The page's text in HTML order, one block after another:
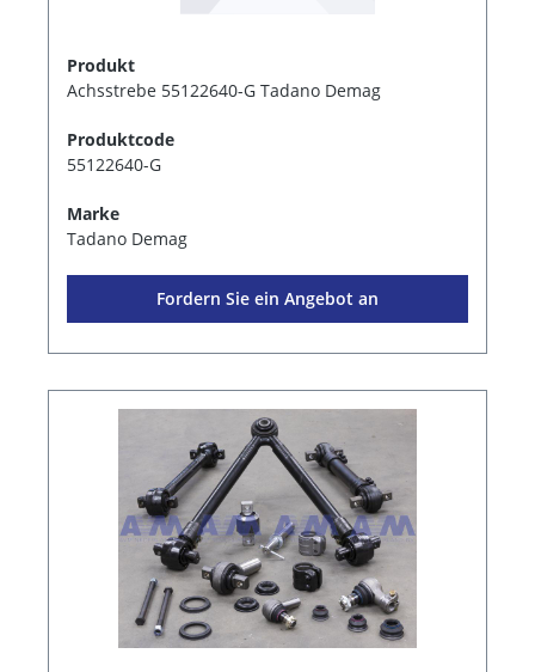
Produkt
Achsstrebe 55122640-G Tadano Demag
Produktcode
55122640-G
Marke
Tadano Demag
Fordern Sie ein Angebot an